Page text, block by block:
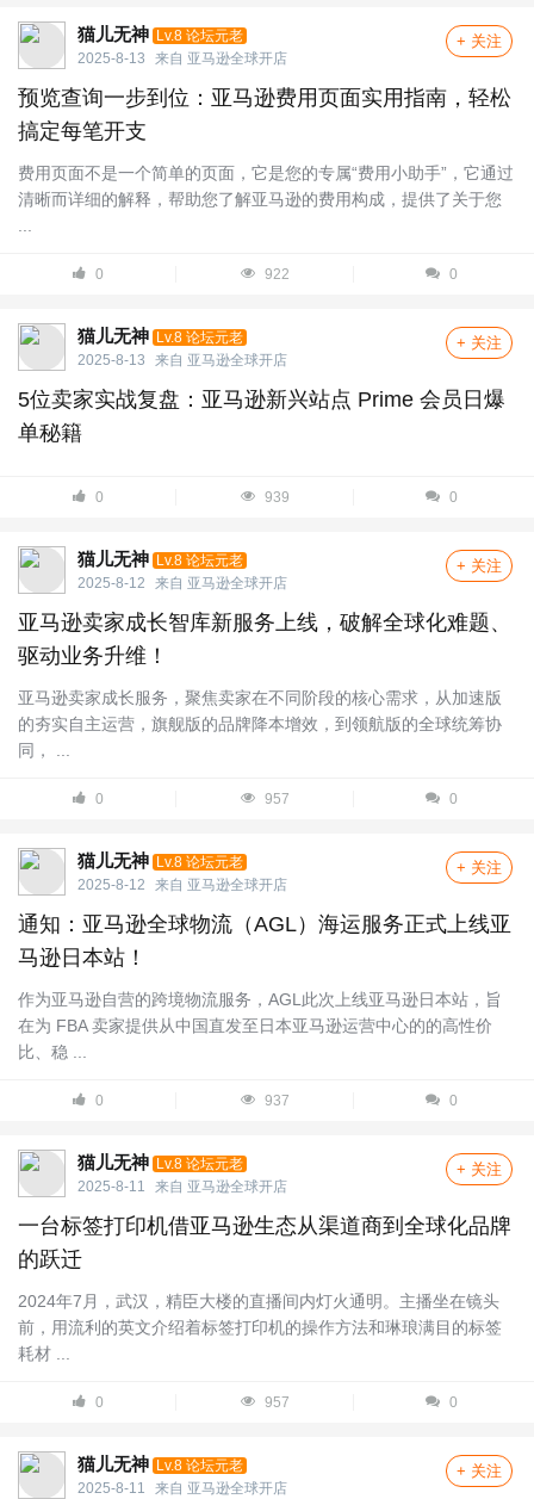
猫儿无神 Lv.8 论坛元老
2025-8-13
来自 亚马逊全球开店
+ 关注
预览查询一步到位：亚马逊费用页面实用指南，轻松
搞定每笔开支
费用页面不是一个简单的页面，它是您的专属“费用小助手”，它通过
清晰而详细的解释，帮助您了解亚马逊的费用构成，提供了关于您
...
0 922 0
猫儿无神 Lv.8 论坛元老
2025-8-13
来自 亚马逊全球开店
+ 关注
5位卖家实战复盘：亚马逊新兴站点 Prime 会员日爆
单秘籍
0 939 0
猫儿无神 Lv.8 论坛元老
2025-8-12
来自 亚马逊全球开店
+ 关注
亚马逊卖家成长智库新服务上线，破解全球化难题、
驱动业务升维！
亚马逊卖家成长服务，聚焦卖家在不同阶段的核心需求，从加速版
的夯实自主运营，旗舰版的品牌降本增效，到领航版的全球统筹协
同， ...
0 957 0
猫儿无神 Lv.8 论坛元老
2025-8-12
来自 亚马逊全球开店
+ 关注
通知：亚马逊全球物流（AGL）海运服务正式上线亚
马逊日本站！
作为亚马逊自营的跨境物流服务，AGL此次上线亚马逊日本站，旨
在为 FBA 卖家提供从中国直发至日本亚马逊运营中心的的高性价
比、稳 ...
0 937 0
猫儿无神 Lv.8 论坛元老
2025-8-11
来自 亚马逊全球开店
+ 关注
一台标签打印机借亚马逊生态从渠道商到全球化品牌
的跃迁
2024年7月，武汉，精臣大楼的直播间内灯火通明。主播坐在镜头
前，用流利的英文介绍着标签打印机的操作方法和琳琅满目的标签
耗材 ...
0 957 0
猫儿无神 Lv.8 论坛元老
2025-8-11
来自 亚马逊全球开店
+ 关注